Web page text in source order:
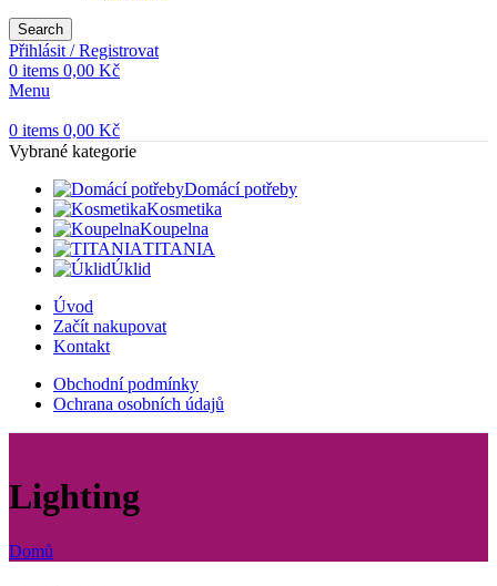
Search
Přihlásit / Registrovat
0 items 0,00 Kč
Menu
0 items 0,00 Kč
Vybrané kategorie
Domácí potřeby
Kosmetika
Koupelna
TITANIA
Úklid
Úvod
Začít nakupovat
Kontakt
Obchodní podmínky
Ochrana osobních údajů
Lighting
Domů